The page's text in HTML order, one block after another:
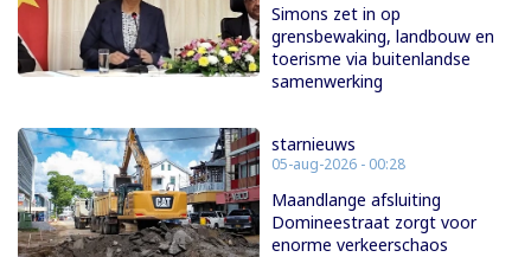
Simons zet in op
grensbewaking, landbouw en
toerisme via buitenlandse
samenwerking
starnieuws
05-aug-2026 - 00:28
Maandlange afsluiting
Domineestraat zorgt voor
enorme verkeerschaos